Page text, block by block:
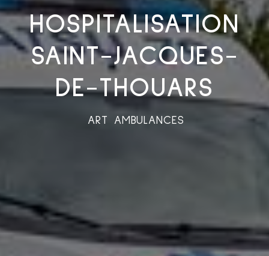
HOSPITALISATION
SAINT-JACQUES-
DE-THOUARS
ART AMBULANCES